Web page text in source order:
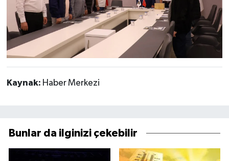
Kaynak: Haber Merkezi
Bunlar da ilginizi çekebilir